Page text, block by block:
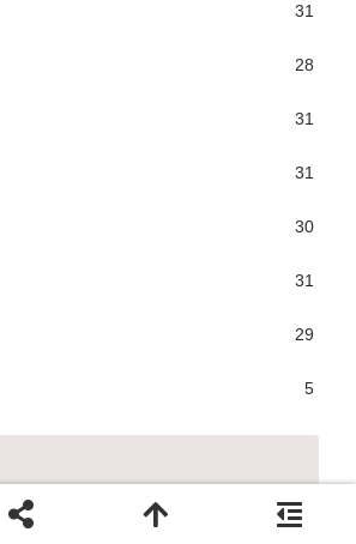
31
28
31
31
30
31
29
5
娘 初めてのヘアカラー👋